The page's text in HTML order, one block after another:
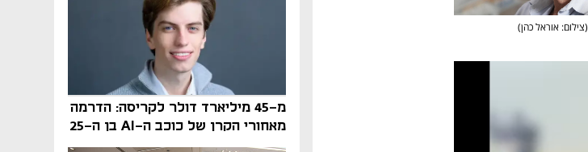
מ-45 מיליארד דולר לקריסה: הדרמה
מאחורי הקרן של כוכב ה-AI בן ה-25
(צילום: אוראל כהן)